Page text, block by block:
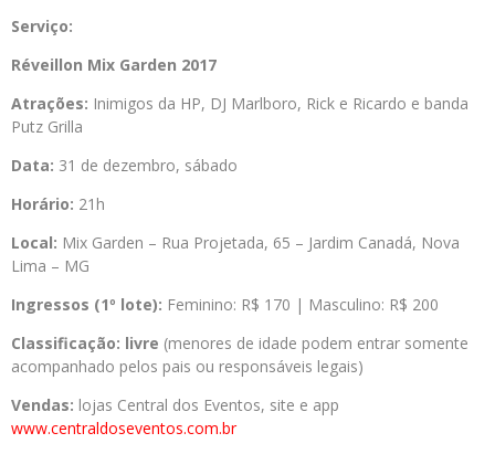
Serviço:
Réveillon Mix Garden 2017
Atrações: Inimigos da HP, DJ Marlboro, Rick e Ricardo e banda
Putz Grilla
Data: 31 de dezembro, sábado
Horário: 21h
Local: Mix Garden – Rua Projetada, 65 – Jardim Canadá, Nova
Lima – MG
Ingressos (1º lote): Feminino: R$ 170 | Masculino: R$ 200
Classificação: livre (menores de idade podem entrar somente
acompanhado pelos pais ou responsáveis legais)
Vendas: lojas Central dos Eventos, site e app
www.centraldoseventos.com.br